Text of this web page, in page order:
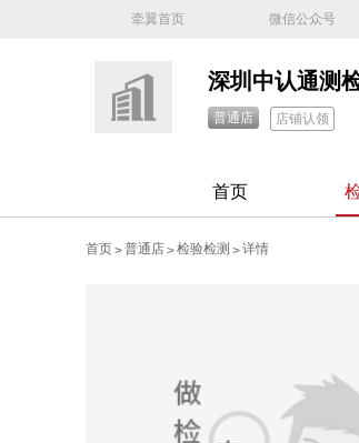
牵翼首页 微信公众号
深圳中认通测
普通店 店铺认领
首页
首页>普通店>检验检测 >详情